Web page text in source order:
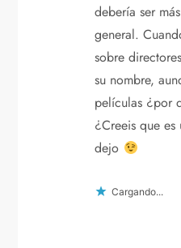
debería ser
general.
sobre
su nombre,
películas ¿por
¿Creeis que
dejo
Cargando...